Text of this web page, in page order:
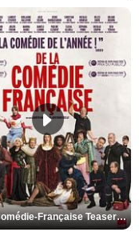
De la Comédie-Française Teaser VF